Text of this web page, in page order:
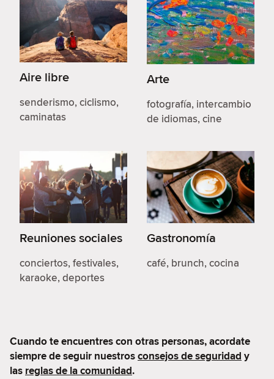
Aire libre
senderismo, ciclismo,
caminatas
Arte
fotografía, intercambio
de idiomas, cine
Reuniones sociales
conciertos, festivales,
karaoke, deportes
Gastronomía
café, brunch, cocina
Cuando te encuentres con otras personas, acordate
siempre de seguir nuestrosconsejos de seguridad y
las reglas de la comunidad.